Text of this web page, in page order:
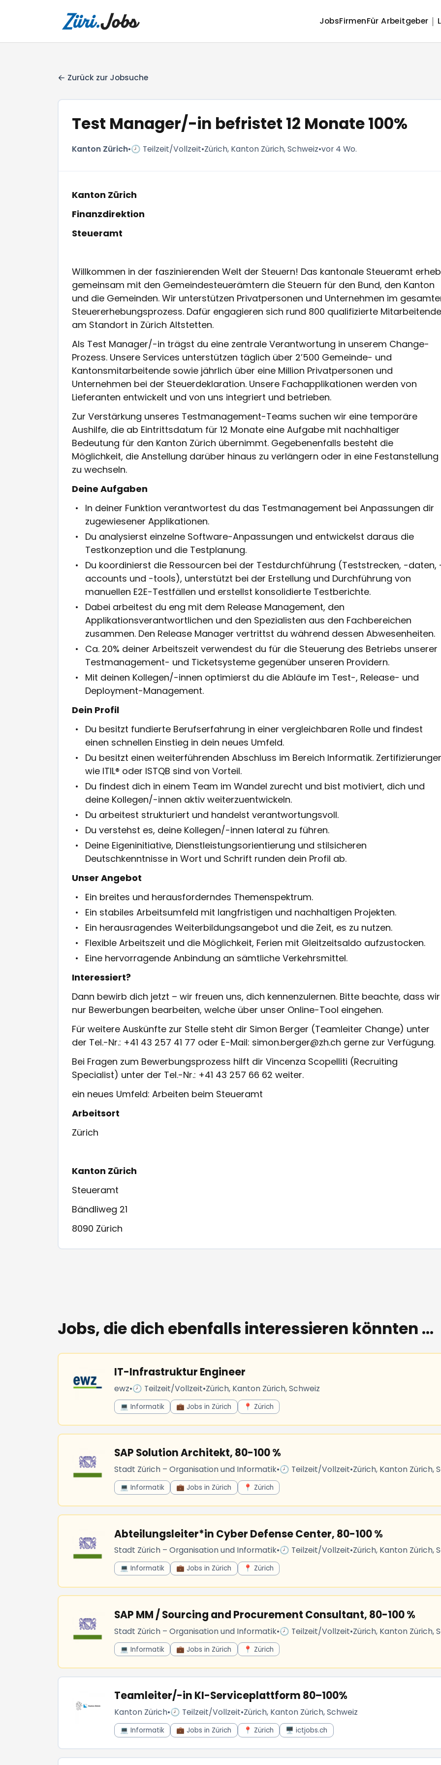
JobsFirmenFür Arbeitgeber
Zurück zur Jobsuche
Test Manager/-in befristet 12 Monate 100%
Kanton Zürich•🕗 Teilzeit/Vollzeit•Zürich, Kanton Zürich, Schweiz•vor 4 Wo.
Kanton Zürich
Finanzdirektion
Steueramt
Willkommen in der faszinierenden Welt der Steuern! Das kantonale Steueramt
gemeinsam mit den Gemeindesteuerämtern die Steuern für den Bund, den Kanton
und die Gemeinden. Wir unterstützen Privatpersonen und Unternehmen im
Steuererhebungsprozess. Dafür engagieren sich rund 800 qualifizierte Mitarbeitende
am Standort in Zürich Altstetten.
Als Test Manager/-in trägst du eine zentrale Verantwortung in unserem Change-
Prozess. Unsere Services unterstützen täglich über 2’500 Gemeinde- und
Kantonsmitarbeitende sowie jährlich über eine Million Privatpersonen und
Unternehmen bei der Steuerdeklaration. Unsere Fachapplikationen werden von
Lieferanten entwickelt und von uns integriert und betrieben.
Zur Verstärkung unseres Testmanagement-Teams suchen wir eine temporäre
Aushilfe, die ab Eintrittsdatum für 12 Monate eine Aufgabe mit nachhaltiger
Bedeutung für den Kanton Zürich übernimmt. Gegebenenfalls besteht die
Möglichkeit, die Anstellung darüber hinaus zu verlängern oder in eine Festanstellung
zu wechseln.
Deine Aufgaben
In deiner Funktion verantwortest du das Testmanagement bei Anpassungen dir
zugewiesener Applikationen.
Du analysierst einzelne Software-Anpassungen und entwickelst daraus die
Testkonzeption und die Testplanung.
Du koordinierst die Ressourcen bei der Testdurchführung (Teststrecken, -daten,
accounts und -tools), unterstützt bei der Erstellung und Durchführung von
manuellen E2E-Testfällen und erstellst konsolidierte Testberichte.
Dabei arbeitest du eng mit dem Release Management, den
Applikationsverantwortlichen und den Spezialisten aus den Fachbereichen
zusammen. Den Release Manager vertrittst du während dessen Abwesenheiten.
Ca. 20% deiner Arbeitszeit verwendest du für die Steuerung des Betriebs unserer
Testmanagement- und Ticketsysteme gegenüber unseren Providern.
Mit deinen Kollegen/-innen optimierst du die Abläufe im Test-, Release- und
Deployment-Management.
Dein Profil
Du besitzt fundierte Berufserfahrung in einer vergleichbaren Rolle und findest
einen schnellen Einstieg in dein neues Umfeld.
Du besitzt einen weiterführenden Abschluss im Bereich Informatik.
wie ITIL® oder ISTQB sind von Vorteil.
Du findest dich in einem Team im Wandel zurecht und bist motiviert, dich und
deine Kollegen/-innen aktiv weiterzuentwickeln.
Du arbeitest strukturiert und handelst verantwortungsvoll.
Du verstehst es, deine Kollegen/-innen lateral zu führen.
Deine Eigeninitiative, Dienstleistungsorientierung und stilsicheren
Deutschkenntnisse in Wort und Schrift runden dein Profil ab.
Unser Angebot
Ein breites und herausforderndes Themenspektrum.
Ein stabiles Arbeitsumfeld mit langfristigen und nachhaltigen Projekten.
Ein herausragendes Weiterbildungsangebot und die Zeit, es zu nutzen.
Flexible Arbeitszeit und die Möglichkeit, Ferien mit Gleitzeitsaldo aufzustocken.
Eine hervorragende Anbindung an sämtliche Verkehrsmittel.
Interessiert?
Dann bewirb dich jetzt – wir freuen uns, dich kennenzulernen. Bitte beachte, dass wir
nur Bewerbungen bearbeiten, welche über unser Online-Tool eingehen.
Für weitere Auskünfte zur Stelle steht dir Simon Berger (Teamleiter Change) unter
der Tel.-Nr.: +41 43 257 41 77 oder E-Mail: simon.berger@zh.ch gerne zur Verfügung.
Bei Fragen zum Bewerbungsprozess hilft dir Vincenza Scopelliti (Recruiting
Specialist) unter der Tel.-Nr.: +41 43 257 66 62 weiter.
ein neues Umfeld: Arbeiten beim Steueramt
Arbeitsort
Zürich
Kanton Zürich
Steueramt
Bändliweg 21
8090 Zürich
Jobs, die dich ebenfalls interessieren könnten ...
IT-Infrastruktur Engineer
ewz•🕗 Teilzeit/Vollzeit•Zürich, Kanton Zürich, Schweiz
💻 Informatik 💼 Jobs in Zürich 📍 Zürich
SAP Solution Architekt, 80-100 %
Stadt Zürich – Organisation und Informatik•🕗 Teilzeit/Vollzeit•Zürich, Kanton Zürich,
💻 Informatik 💼 Jobs in Zürich 📍 Zürich
Abteilungsleiter*in Cyber Defense Center, 80-100 %
Stadt Zürich – Organisation und Informatik•🕗 Teilzeit/Vollzeit•Zürich, Kanton Zürich,
💻 Informatik 💼 Jobs in Zürich 📍 Zürich
SAP MM / Sourcing and Procurement Consultant, 80-100 %
Stadt Zürich – Organisation und Informatik•🕗 Teilzeit/Vollzeit•Zürich, Kanton Zürich,
💻 Informatik 💼 Jobs in Zürich 📍 Zürich
Teamleiter/-in KI-Serviceplattform 80–100%
Kanton Zürich•🕗 Teilzeit/Vollzeit•Zürich, Kanton Zürich, Schweiz
💻 Informatik 💼 Jobs in Zürich 📍 Zürich 🖥️ ictjobs.ch